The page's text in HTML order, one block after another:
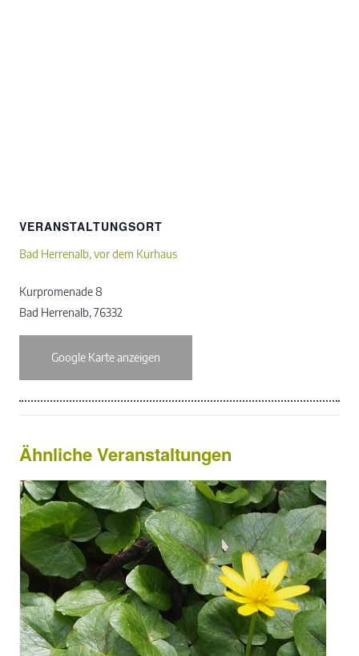
VERANSTALTUNGSORT
Bad Herrenalb, vor dem Kurhaus
Kurpromenade 8
Bad Herrenalb,76332
Google Karte anzeigen
Ähnliche Veranstaltungen